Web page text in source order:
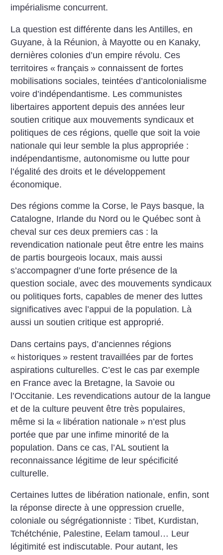
impérialisme concurrent.
La question est différente dans les Antilles, en
Guyane, à la Réunion, à Mayotte ou en Kanaky,
dernières colonies d’un empire révolu. Ces
territoires « français » connaissent de fortes
mobilisations sociales, teintées d’anticolonialisme
voire d’indépendantisme. Les communistes
libertaires apportent depuis des années leur
soutien critique aux mouvements syndicaux et
politiques de ces régions, quelle que soit la voie
nationale qui leur semble la plus appropriée :
indépendantisme, autonomisme ou lutte pour
l’égalité des droits et le développement
économique.
Des régions comme la Corse, le Pays basque, la
Catalogne, Irlande du Nord ou le Québec sont à
cheval sur ces deux premiers cas : la
revendication nationale peut être entre les mains
de partis bourgeois locaux, mais aussi
s’accompagner d’une forte présence de la
question sociale, avec des mouvements syndicaux
ou politiques forts, capables de mener des luttes
significatives avec l’appui de la population. Là
aussi un soutien critique est approprié.
Dans certains pays, d’anciennes régions
« historiques » restent travaillées par de fortes
aspirations culturelles. C’est le cas par exemple
en France avec la Bretagne, la Savoie ou
l’Occitanie. Les revendications autour de la langue
et de la culture peuvent être très populaires,
même si la « libération nationale » n’est plus
portée que par une infime minorité de la
population. Dans ce cas, l’AL soutient la
reconnaissance légitime de leur spécificité
culturelle.
Certaines luttes de libération nationale, enfin, sont
la réponse directe à une oppression cruelle,
coloniale ou ségrégationniste : Tibet, Kurdistan,
Tchétchénie, Palestine, Eelam tamoul… Leur
légitimité est indiscutable. Pour autant, les